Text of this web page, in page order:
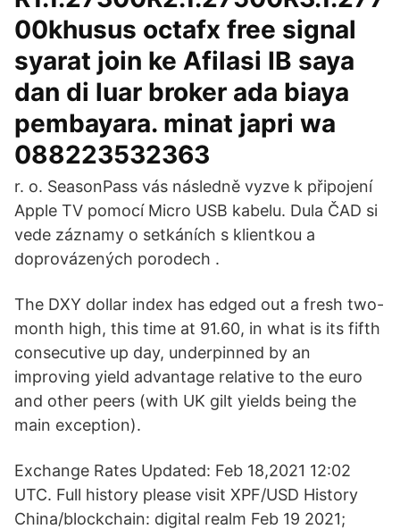
00khusus octafx free signal
syarat join ke Afilasi IB saya
dan di luar broker ada biaya
pembayara. minat japri wa
088223532363
r. o. SeasonPass vás následně vyzve k připojení
Apple TV pomocí Micro USB kabelu. Dula ČAD si
vede záznamy o setkáních s klientkou a
doprovázených porodech .
The DXY dollar index has edged out a fresh two-
month high, this time at 91.60, in what is its fifth
consecutive up day, underpinned by an
improving yield advantage relative to the euro
and other peers (with UK gilt yields being the
main exception).
Exchange Rates Updated: Feb 18,2021 12:02
UTC. Full history please visit XPF/USD History
China/blockchain: digital realm Feb 19 2021;